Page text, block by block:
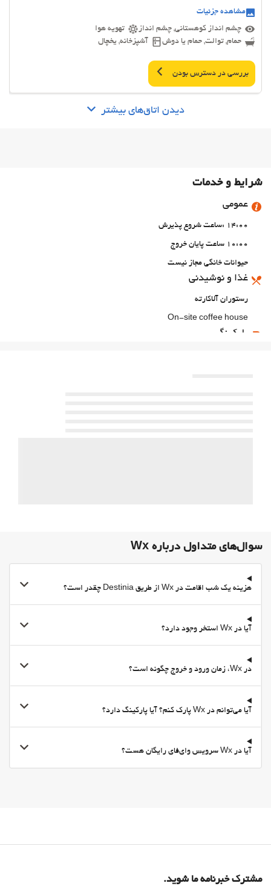
مشاهده جزئیات
چشم انداز کوهستانی, چشم انداز
تهویه هوا
حمام, توالت, حمام یا دوش
آشپزخانه, یخچال
بررسی در دسترس بودن
دیدن اتاق‌های بیشتر
شرایط و خدمات
عمومی
14:00 :ساعت شروع پذیرش
10:00 ساعت پایان خروج
حیوانات خانگی مجاز نیست
غذا و نوشیدنی
رستوران آلاکارته
On-site coffee house
پارکینگ
سوال‌های متداول درباره Wx
هزینه یک شب اقامت در Wx از طریق Destinia چقدر است؟
آیا در Wx استخر وجود دارد؟
در Wx، زمان ورود و خروج چگونه است؟
آیا می‌توانم در Wx پارک کنم؟ آیا پارکینگ دارد؟
آیا در Wx سرویس وای‌فای رایگان هست؟
مشترک خبرنامه ما شوید.